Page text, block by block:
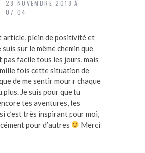
28 NOVEMBRE 2018 À
07:04
article, plein de positivité et
suis sur le même chemin que
pas facile tous les jours, mais
fois cette situation de
de me sentir mourir chaque
plus. Je suis pour que tu
tes aventures, tes
c’est très inspirant pour moi,
pour d’autres
Merci